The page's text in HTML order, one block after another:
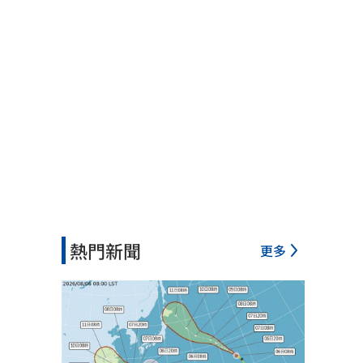
熱門新聞 更多